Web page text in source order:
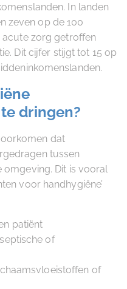
In landen
zeven op de 100
acute zorg getroffen
Dit cijfer stijgt tot 15 op
dringen?
dat
tussen
omgeving. Dit is vooral
voor handhygiëne’
patiënt
of
of